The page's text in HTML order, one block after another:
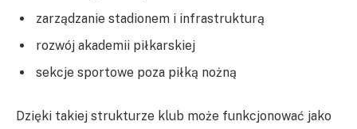
zarządzanie stadionem i infrastrukturą
rozwój akademii piłkarskiej
sekcje sportowe poza piłką nożną
Dzięki takiej strukturze klub może funkcjonować jako